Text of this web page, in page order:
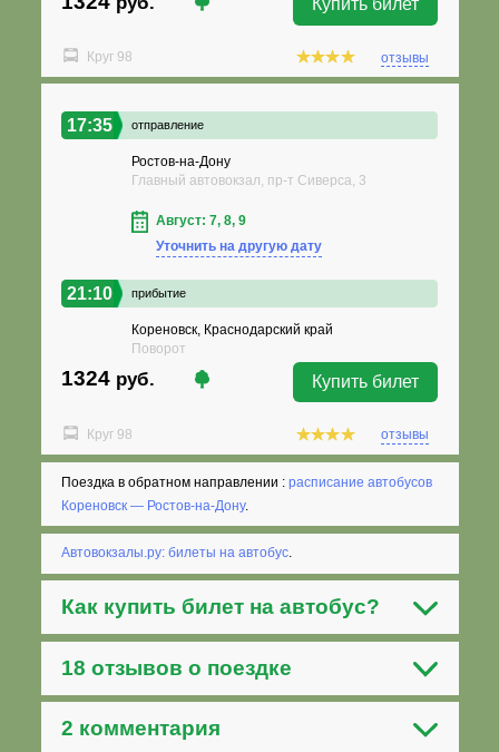
Купить билет
Круг 98 отзывы
17:35 отправление
Ростов-на-Дону
Главный автовокзал, пр-т Сиверса, 3
Август: 7, 8, 9
Уточнить на другую дату
21:10 прибытие
Кореновск, Краснодарский край
Поворот
1324 руб. Купить билет
Круг 98 отзывы
Поездка в обратном направлении :расписание автобусов
Кореновск — Ростов-на-Дону.
Автовокзалы.ру: билеты на автобус.
Как купить билет на автобус?
18 отзывов о поездке
2 комментария